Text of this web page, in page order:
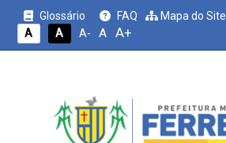
Glossário FAQ Mapa do Site
A
A A- A A+